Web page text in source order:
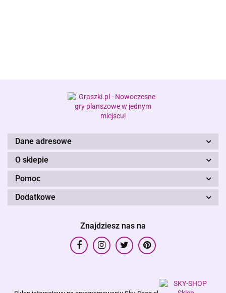
Alis Games – producent gier
planszowych i RPG
Dane adresowe
O sklepie
Pomoc
Dodatkowe
Znajdziesz nas na